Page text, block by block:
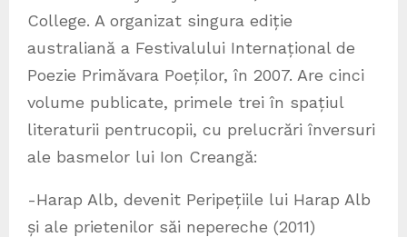
College. A organizat singura ediție
australiană a Festivalului Internațional de
Poezie Primăvara Poeților, în 2007. Are cinci
volume publicate, primele trei în spațiul
literaturii pentrucopii, cu prelucrări înversuri
ale basmelor lui Ion Creangă:
-Harap Alb, devenit Peripețiile lui Harap Alb
și ale prietenilor săi nepereche (2011)